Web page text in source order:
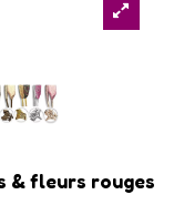
& fleurs rouges